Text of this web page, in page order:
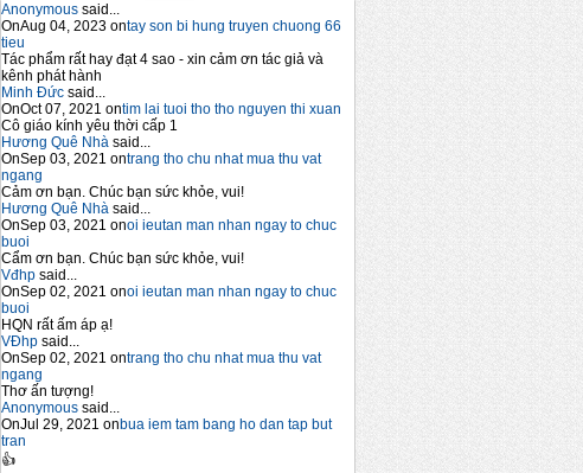
Anonymous said...
OnAug 04, 2023 ontay son bi hung truyen chuong 66
tieu
Tác phẩm rất hay đạt 4 sao - xin cảm ơn tác giả và
kênh phát hành
Minh Đức said...
OnOct 07, 2021 ontim lai tuoi tho tho nguyen thi xuan
Cô giáo kính yêu thời cấp 1
Hương Quê Nhà said...
OnSep 03, 2021 ontrang tho chu nhat mua thu vat
ngang
Cảm ơn bạn. Chúc bạn sức khỏe, vui!
Hương Quê Nhà said...
OnSep 03, 2021 onoi ieutan man nhan ngay to chuc
buoi
Cẩm ơn bạn. Chúc bạn sức khỏe, vui!
Vđhp said...
OnSep 02, 2021 onoi ieutan man nhan ngay to chuc
buoi
HQN rất ấm áp ạ!
VĐhp said...
OnSep 02, 2021 ontrang tho chu nhat mua thu vat
ngang
Thơ ấn tượng!
Anonymous said...
OnJul 29, 2021 onbua iem tam bang ho dan tap but
tran
👍